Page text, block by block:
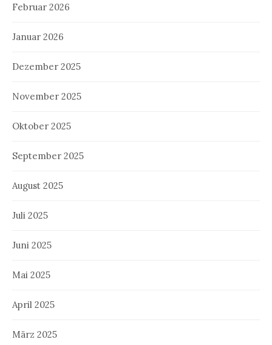
Februar 2026
Januar 2026
Dezember 2025
November 2025
Oktober 2025
September 2025
August 2025
Juli 2025
Juni 2025
Mai 2025
April 2025
März 2025